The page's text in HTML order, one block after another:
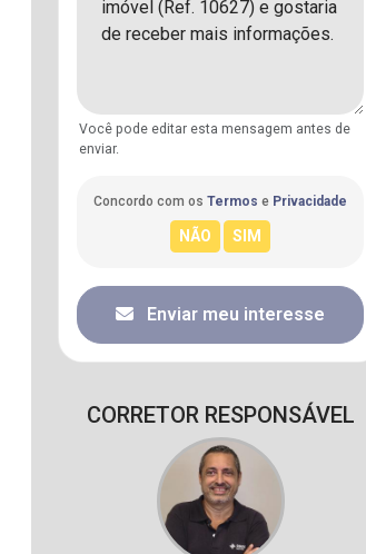
Você pode editar esta mensagem antes de
enviar.
Concordo com os Termos e Privacidade
Enviar meu interesse
CORRETOR RESPONSÁVEL